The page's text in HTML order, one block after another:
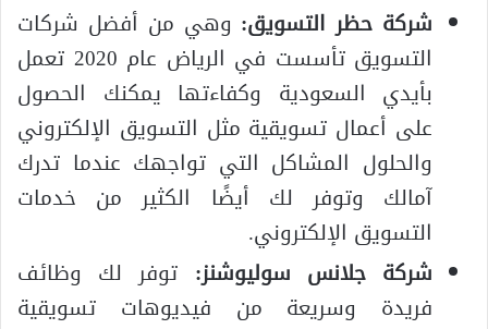
شركة حظر التسويق: وهي من أفضل شركات
التسويق تأسست في الرياض عام 2020 تعمل
بأيدي السعودية وكفاءتها يمكنك الحصول
على أعمال تسويقية مثل التسويق الإلكتروني
والحلول المشاكل التي تواجهك عندما تدرك
آمالك وتوفر لك أيضًا الكثير من خدمات
التسويق الإلكتروني.
شركة جلانس سوليوشنز: توفر لك وظائف
فريدة وسريعة من فيديوهات تسويقية